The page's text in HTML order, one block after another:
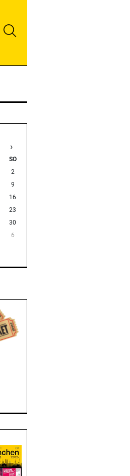
›
SO
2
9
16
23
30
6